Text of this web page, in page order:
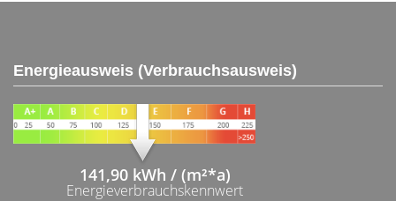
Energieausweis (Verbrauchsausweis)
141,90 kWh / (m²*a)
Energieverbrauchskennwert